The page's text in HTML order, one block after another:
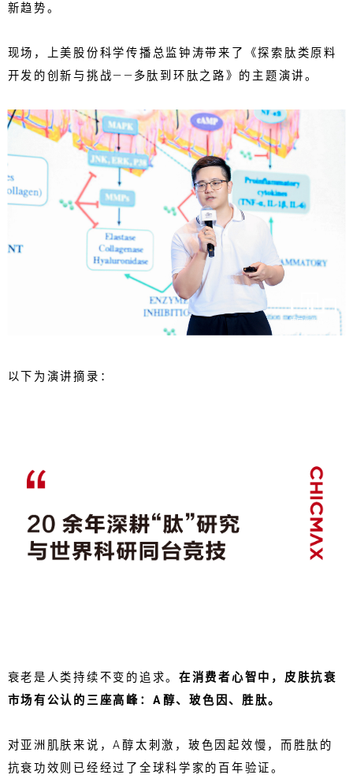
新趋势。
现场，上美股份科学传播总监钟涛带来了《探索肽类原料
开发的创新与挑战——多肽到环肽之路》的主题演讲。
以下为演讲摘录：
衰老是人类持续不变的追求。 在消费者心智中，皮肤抗衰
市场有公认的三座高峰：A醇、玻色因、胜肽。
对亚洲肌肤来说，A醇太刺激，玻色因起效慢，而胜肽的
抗衰功效则已经经过了全球科学家的百年验证。